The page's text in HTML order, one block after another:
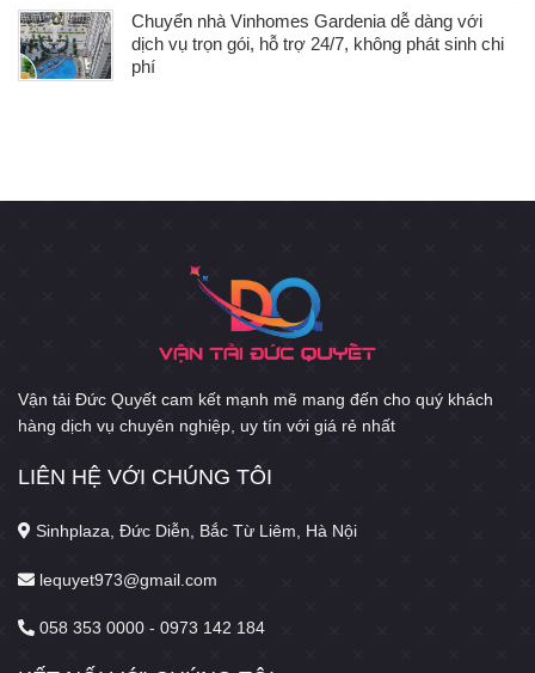
Chuyển nhà Vinhomes Gardenia dễ dàng với
dịch vụ trọn gói, hỗ trợ 24/7, không phát sinh chi
phí
Vận tải Đức Quyết cam kết mạnh mẽ mang đến cho quý khách
hàng dịch vụ chuyên nghiệp, uy tín với giá rẻ nhất
LIÊN HỆ VỚI CHÚNG TÔI
Sinhplaza, Đức Diễn, Bắc Từ Liêm, Hà Nội
lequyet973@gmail.com
058 353 0000 - 0973 142 184